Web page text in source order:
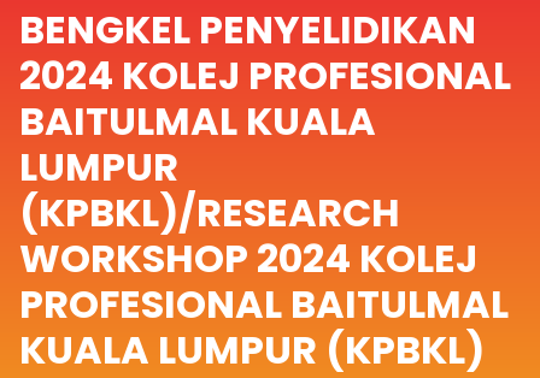
BENGKEL PENYELIDIKAN
2024 KOLEJ PROFESIONAL
BAITULMAL KUALA
LUMPUR
(KPBKL)/RESEARCH
WORKSHOP 2024 KOLEJ
PROFESIONAL BAITULMAL
KUALA LUMPUR (KPBKL)